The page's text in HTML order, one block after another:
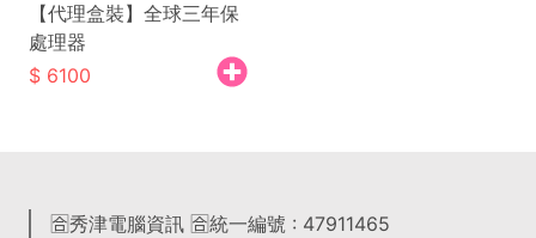
【代理盒裝】全球三年保
處理器
6100
🈴秀津電腦資訊 🈴統一編號 : 47911465